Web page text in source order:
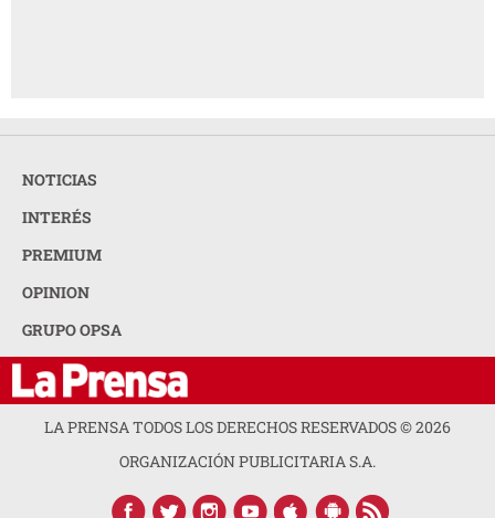
NOTICIAS
INTERÉS
PREMIUM
OPINION
GRUPO OPSA
LA PRENSA TODOS LOS DERECHOS RESERVADOS ©2026
ORGANIZACIÓN PUBLICITARIA S.A.